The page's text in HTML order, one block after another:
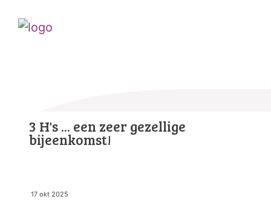
3 H's ... een zeer gezellige
bijeenkomst!
17 okt 2025